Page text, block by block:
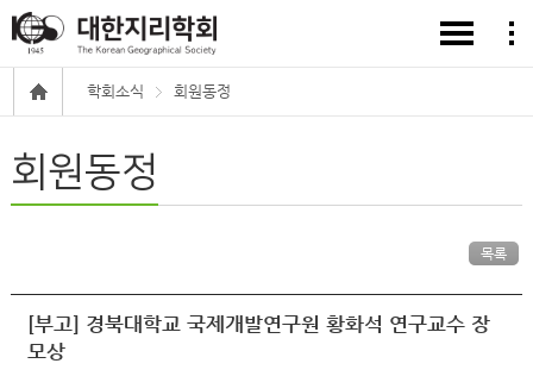
학회소식 회원동정
회원동정
목록
[부고] 경북대학교 국제개발연구원 황화석 연구교수 장
모상